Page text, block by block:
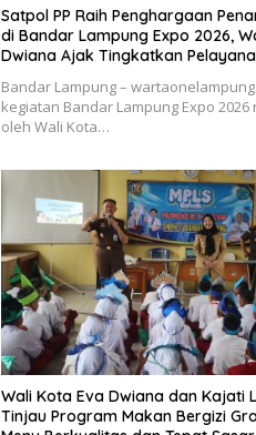
Satpol PP Raih Penghargaan
di Bandar Lampung Expo 2026,
Dwiana Ajak Tingkatkan
Bandar Lampung –
kegiatan Bandar Lampung Expo
oleh Wali Kota…
Wali Kota Eva Dwiana dan Kajati
Tinjau Program Makan Bergizi